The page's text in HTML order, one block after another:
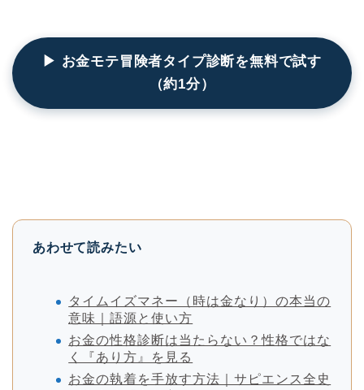
▶ お金モテ冒険者タイプ診断を無料で試す
（約1分）
あわせて読みたい
タイムイズマネー（時は金なり）の本当の
意味｜語源と使い方
お金の性格診断は当たらない？性格ではな
く『あり方』を見る
お金の執着を手放す方法｜サピエンス全史